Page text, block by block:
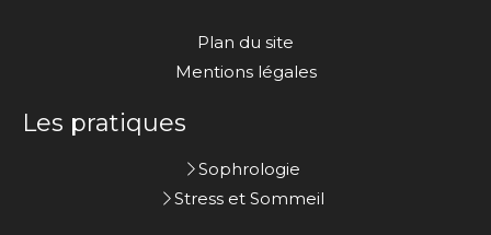
Plan du site
Mentions légales
Les pratiques
Sophrologie
Stress et Sommeil